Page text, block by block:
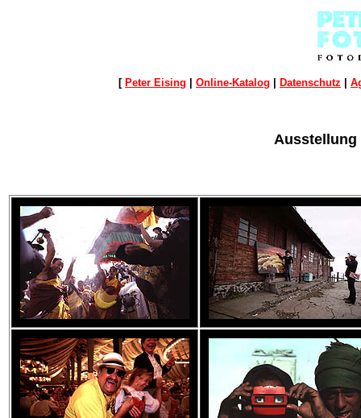
[ Peter Eising | Online-Katalog | Datenschutz |
Ausstellung